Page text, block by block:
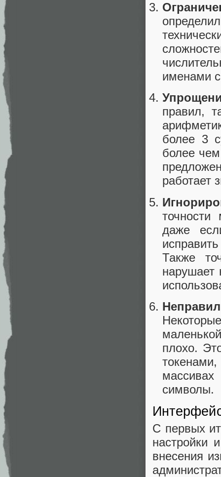
именами
правил,
более 3
более
работает
даже
Также
нарушает
плохо.
символы.
С первых
настройки
внесения